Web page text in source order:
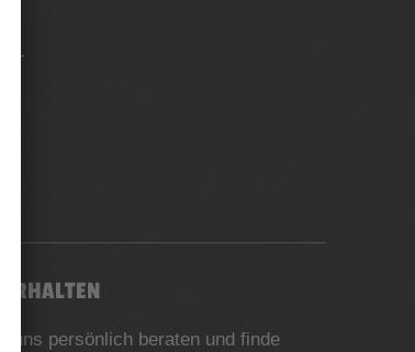
uns persönlich beraten und finde